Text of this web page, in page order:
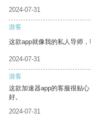
2024-07-31
游客
这款app就像我的私人导师，
2024-07-31
游客
这款加速器app的客服很贴
好。
2024-07-31